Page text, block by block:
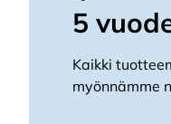
5
Kaikki
myönnämme